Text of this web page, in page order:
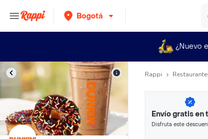
Bogotá
¿Nuevo
Rappi
Envío gratis en
Disfruta este